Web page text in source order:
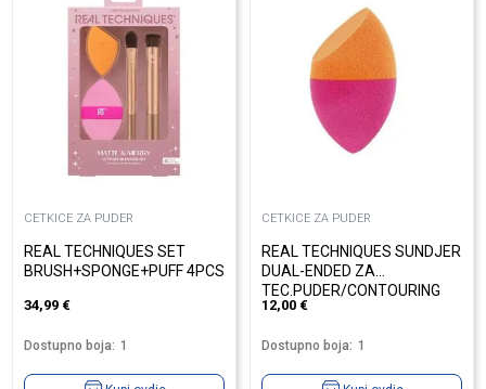
CETKICE ZA PUDER
REAL TECHNIQUES SET
BRUSH+SPONGE+PUFF 4PCS
34,99 €
Dostupno boja: 1
CETKICE ZA PUDER
REAL TECHNIQUES SUNDJER
DUAL-ENDED ZA
TEC.PUDER/CONTOURING
12,00 €
Dostupno boja: 1